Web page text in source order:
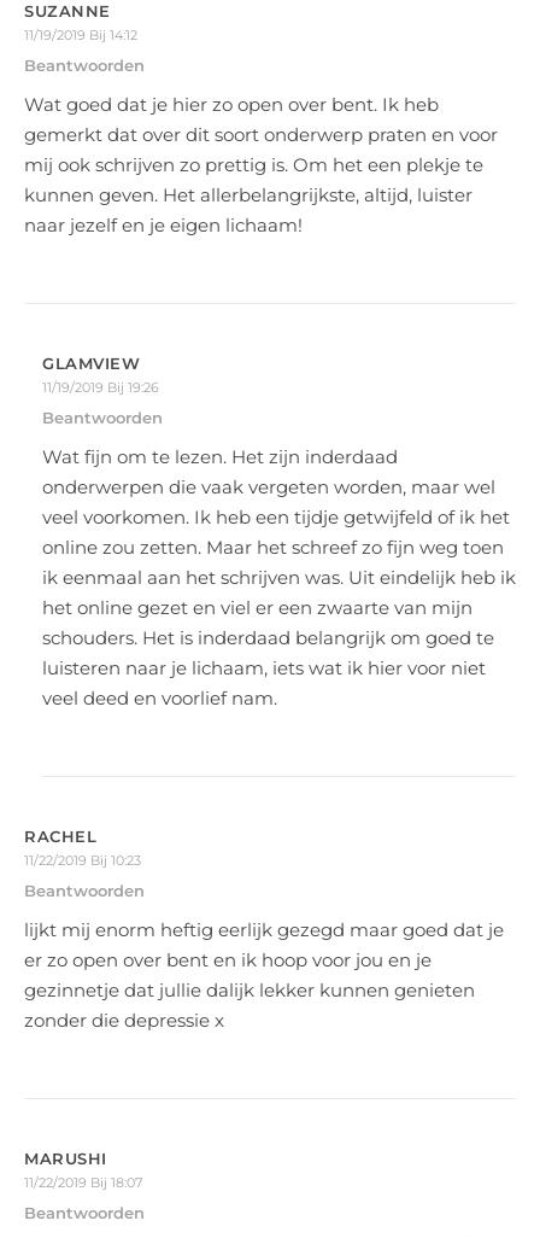
SUZANNE
11/19/2019 Bij 14:12
Beantwoorden
Wat goed dat je hier zo open over bent. Ik heb
gemerkt dat over dit soort onderwerp praten en voor
mij ook schrijven zo prettig is. Om het een plekje te
kunnen geven. Het allerbelangrijkste, altijd, luister
naar jezelf en je eigen lichaam!
GLAMVIEW
11/19/2019 Bij 19:26
Beantwoorden
Wat fijn om te lezen. Het zijn inderdaad
onderwerpen die vaak vergeten worden, maar wel
veel voorkomen. Ik heb een tijdje getwijfeld of ik het
online zou zetten. Maar het schreef zo fijn weg toen
ik eenmaal aan het schrijven was. Uit eindelijk heb ik
het online gezet en viel er een zwaarte van mijn
schouders. Het is inderdaad belangrijk om goed te
luisteren naar je lichaam, iets wat ik hier voor niet
veel deed en voorlief nam.
RACHEL
11/22/2019 Bij 10:23
Beantwoorden
lijkt mij enorm heftig eerlijk gezegd maar goed dat je
er zo open over bent en ik hoop voor jou en je
gezinnetje dat jullie dalijk lekker kunnen genieten
zonder die depressie x
MARUSHI
11/22/2019 Bij 18:07
Beantwoorden